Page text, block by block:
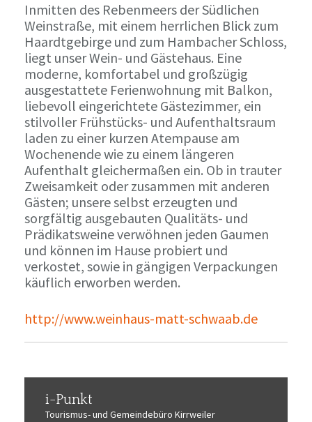
Inmitten des Rebenmeers der Südlichen
Weinstraße, mit einem herrlichen Blick zum
Haardtgebirge und zum Hambacher Schloss,
liegt unser Wein- und Gästehaus. Eine
moderne, komfortabel und großzügig
ausgestattete Ferienwohnung mit Balkon,
liebevoll eingerichtete Gästezimmer, ein
stilvoller Frühstücks- und Aufenthaltsraum
laden zu einer kurzen Atempause am
Wochenende wie zu einem längeren
Aufenthalt gleichermaßen ein. Ob in trauter
Zweisamkeit oder zusammen mit anderen
Gästen; unsere selbst erzeugten und
sorgfältig ausgebauten Qualitäts- und
Prädikatsweine verwöhnen jeden Gaumen
und können im Hause probiert und
verkostet, sowie in gängigen Verpackungen
käuflich erworben werden.
http://www.weinhaus-matt-schwaab.de
i-Punkt
Tourismus-und Gemeindebüro Kirrweiler